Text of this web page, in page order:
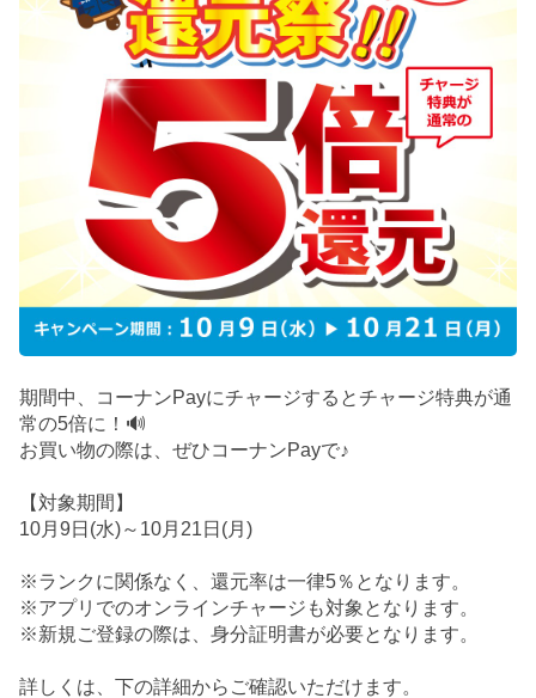
期間中、コーナンPayにチャージするとチャージ特典が通
常の5倍に！🔊
お買い物の際は、ぜひコーナンPayで♪
【対象期間】
10月9日(水)～10月21日(月)
※ランクに関係なく、還元率は一律5％となります。
※アプリでのオンラインチャージも対象となります。
※新規ご登録の際は、身分証明書が必要となります。
詳しくは、下の詳細からご確認いただけます。